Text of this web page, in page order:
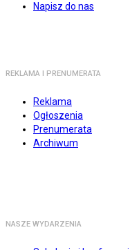
Napisz do nas
REKLAMA I PRENUMERATA
Reklama
Ogłoszenia
Prenumerata
Archiwum
NASZE WYDARZENIA